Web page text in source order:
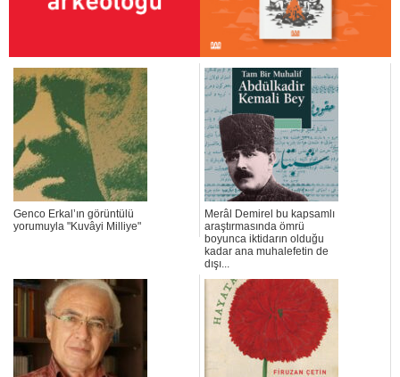
Genco Erkal’ın görüntülü
yorumuyla "Kuvâyi Milliye"
Merâl Demirel bu kapsamlı
araştırmasında ömrü
boyunca iktidarın olduğu
kadar ana muhalefetin de
dışı...